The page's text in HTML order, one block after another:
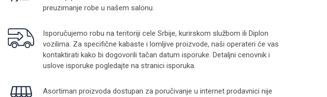
preuzimanje robe u našem salonu.
Isporučujemo robu na teritoriji cele Srbije, kurirskom službom ili Diplon
vozilima. Za specifične kabaste i lomljive proizvode, naši operateri će vas
kontaktirati kako bi dogovorili tačan datum isporuke. Detaljni cenovnik i
uslove isporuke pogledajte na straniciisporuka.
Asortiman proizvoda dostupan za poručivanje u internet prodavnici nije